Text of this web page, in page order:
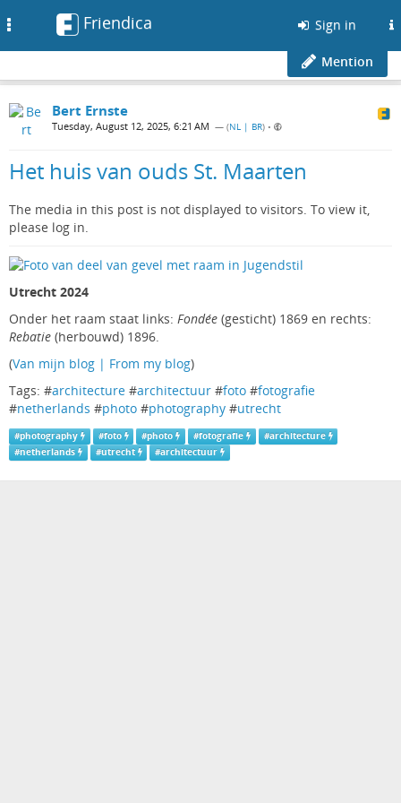
Friendica Sign in
Mention
Bert Ernste
Tuesday, August 12, 2025, 6:21 AM — (NL | BR) •
Het huis van ouds St. Maarten
The media in this post is not displayed to visitors. To view it,
please log in.
Utrecht 2024
Onder het raam staat links: Fondée (gesticht) 1869 en rechts:
Rebatie (herbouwd) 1896.
(Van mijn blog | From my blog)
Tags: #architecture #architectuur #foto #fotografie
#netherlands #photo #photography #utrecht
#photography #foto #photo #fotografie #architecture
#netherlands #utrecht #architectuur